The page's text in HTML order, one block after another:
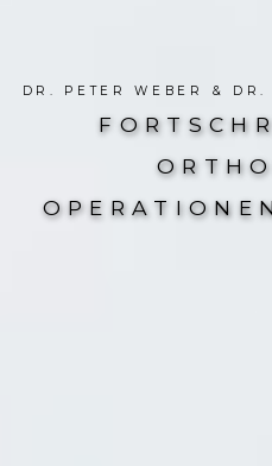
DR. PETER WEBER & DR.